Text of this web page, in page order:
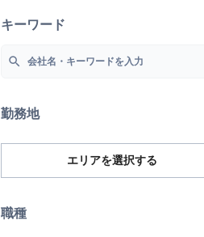
キーワード
search
勤務地
エリアを選択する
職種